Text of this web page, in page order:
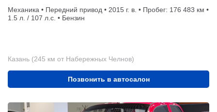
Механика • Передний привод • 2015 г. в. • Пробег: 176 483 км •
1.5 л. / 107 л.с. • Бензин
Казань (245 км от Набережных Челнов)
Позвонить в автосалон